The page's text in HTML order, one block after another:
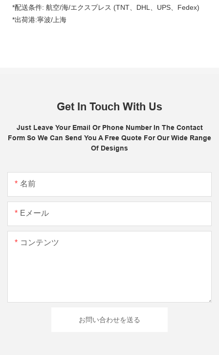
*配送条件: 航空/海/エクスプレス (TNT、DHL、UPS、Fedex)
*出荷港:寧波/上海
Get In Touch With Us
Just Leave Your Email Or Phone Number In The Contact
Form So We Can Send You A Free Quote For Our Wide Range
Of Designs
名前
Eメール
コンテンツ
お問い合わせを送る